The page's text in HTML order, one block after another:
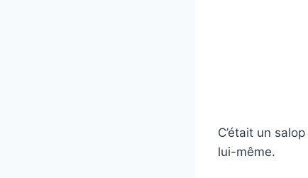
C’était un
lui-même.